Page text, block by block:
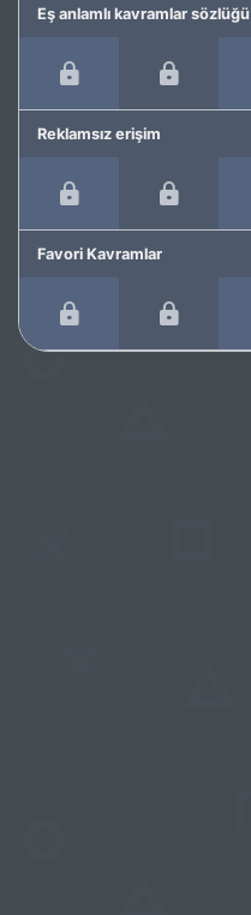
Eş anlamlı kavramlar sözlüğü
Reklamsız erişim
Favori Kavramlar